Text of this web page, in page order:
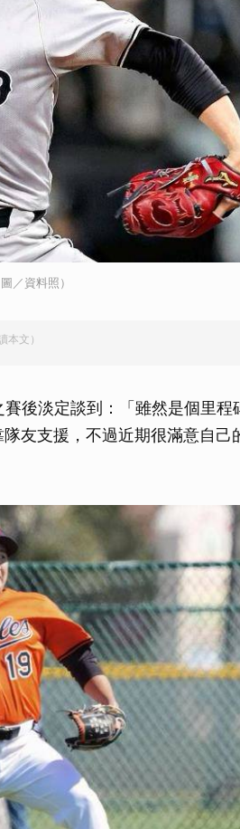
／資料照）
本文）
後淡定談到：「雖然是個里程
友支援，不過近期很滿意自己